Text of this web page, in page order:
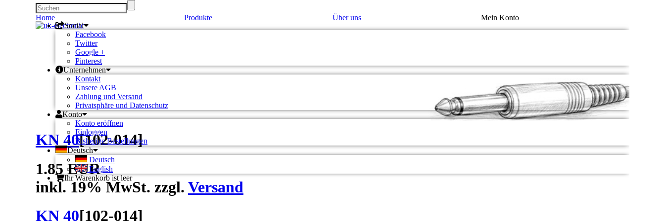
Social
Facebook
Twitter
Google +
Pinterest
Unternehmen
Kontakt
Unsere AGB
Zahlung und Versand
Privatsphäre und Datenschutz
Konto
Konto eröffnen
Einloggen
Bisherige Bestellungen
Deutsch
Deutsch
English
Ihr Warenkorb ist leer
Home Produkte Über uns Mein Konto
KN 40[102-014]
1.85 EUR
inkl. 19% MwSt. zzgl. Versand
KN 40[102-014]